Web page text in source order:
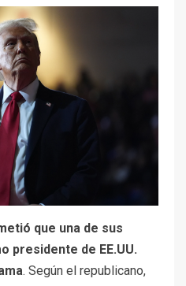
que una de sus
presidente de EE.UU.
. Según el republicano,
ciudad de Nueva York en
empresas se irán”.
de implementación,
enfrenta desafíos